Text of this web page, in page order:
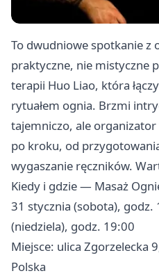
To dwudniowe spotkanie z
praktyczne, nie mistyczne
terapii Huo Liao, która
rytuałem ognia. Brzmi
tajemniczo, ale
po kroku, od
wygaszanie ręczników.
Kiedy i gdzie — Masaż
31 stycznia (sobota), godz.
(niedziela), godz. 19:00
Miejsce: ulica Zgorzelecka
Polska